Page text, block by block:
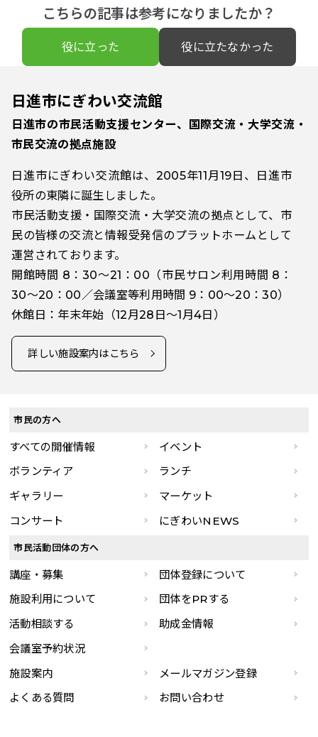
こちらの記事は参考になりましたか？
役に立った 役に立たなかった
日進市にぎわい交流館
日進市の市民活動支援センター、国際交流・大学交流・
市民交流の拠点施設
日進市にぎわい交流館は、2005年11月19日、日進市
役所の東隣に誕生しました。
市民活動支援・国際交流・大学交流の拠点として、市
民の皆様の交流と情報受発信のプラットホームとして
運営されております。
開館時間 8：30～21：00（市民サロン利用時間 8：
30～20：00／会議室等利用時間 9：00～20：30）
休館日：年末年始（12月28日～1月4日）
詳しい施設案内はこちら
市民の方へ
すべての開催情報
イベント
ボランティア
ランチ
ギャラリー
マーケット
コンサート
にぎわいNEWS
市民活動団体の方へ
講座・募集
団体登録について
施設利用について
団体をPRする
活動相談する
助成金情報
会議室予約状況
施設案内
メールマガジン登録
よくある質問
お問い合わせ